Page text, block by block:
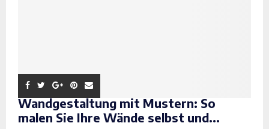
Wandgestaltung mit Mustern: So
malen Sie Ihre Wände selbst und...